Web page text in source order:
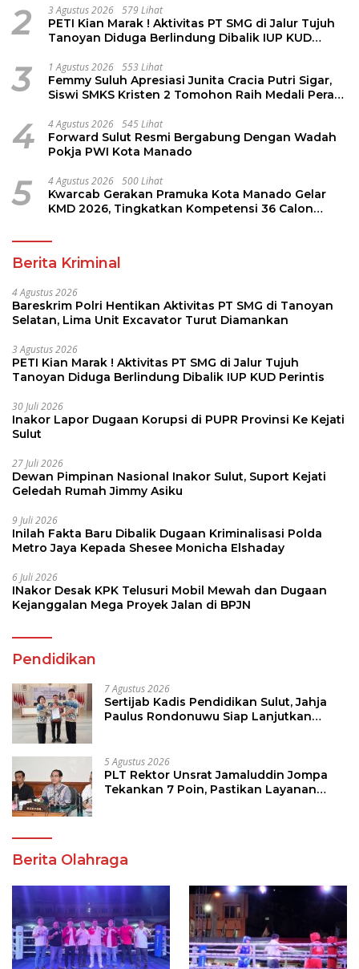
2 3 Agustus 2026 579 Lihat
PETI Kian Marak ! Aktivitas PT SMG di Jalur Tujuh
Tanoyan Diduga Berlindung Dibalik IUP KUD
3 1 Agustus 2026 553 Lihat
Femmy Suluh Apresiasi Junita Cracia Putri Sigar,
Siswi SMKS Kristen 2 Tomohon Raih Medali Perak
4 4 Agustus 2026 545 Lihat
Forward Sulut Resmi Bergabung Dengan Wadah
Pokja PWI Kota Manado
5 4 Agustus 2026 500 Lihat
Kwarcab Gerakan Pramuka Kota Manado Gelar
KMD 2026, Tingkatkan Kompetensi 36 Calon
Berita Kriminal
4 Agustus 2026
Bareskrim Polri Hentikan Aktivitas PT SMG di Tanoyan
Selatan, Lima Unit Excavator Turut Diamankan
3 Agustus 2026
PETI Kian Marak ! Aktivitas PT SMG di Jalur Tujuh
Tanoyan Diduga Berlindung Dibalik IUP KUD Perintis
30 Juli 2026
Inakor Lapor Dugaan Korupsi di PUPR Provinsi Ke Kejati
Sulut
27 Juli 2026
Dewan Pimpinan Nasional Inakor Sulut, Suport Kejati
Geledah Rumah Jimmy Asiku
9 Juli 2026
Inilah Fakta Baru Dibalik Dugaan Kriminalisasi Polda
Metro Jaya Kepada Shesee Monicha Elshaday
6 Juli 2026
INakor Desak KPK Telusuri Mobil Mewah dan Dugaan
Kejanggalan Mega Proyek Jalan di BPJN
Pendidikan
7 Agustus 2026
Sertijab Kadis Pendidikan Sulut, Jahja
Paulus Rondonuwu Siap Lanjutkan
5 Agustus 2026
PLT Rektor Unsrat Jamaluddin Jompa
Tekankan 7 Poin, Pastikan Layanan
Berita Olahraga